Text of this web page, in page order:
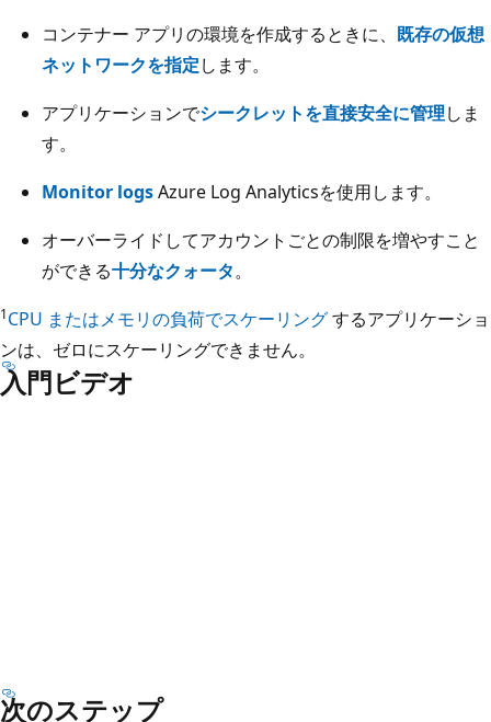
コンテナー アプリの環境を作成するときに、 既存の仮想
ネットワークを指定します。
アプリケーションでシークレットを直接安全に管理しま
す。
Monitor logsAzure Log Analyticsを使用します。
オーバーライドしてアカウントごとの制限を増やすこと
ができる十分なクォータ。
1CPU またはメモリの負荷でスケーリングするアプリケーショ
ンは、ゼロにスケーリングできません。
入門ビデオ
次のステップ